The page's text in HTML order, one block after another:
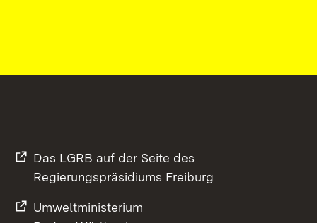
Das LGRB auf der Seite des
Regierungspräsidiums Freiburg
Umweltministerium